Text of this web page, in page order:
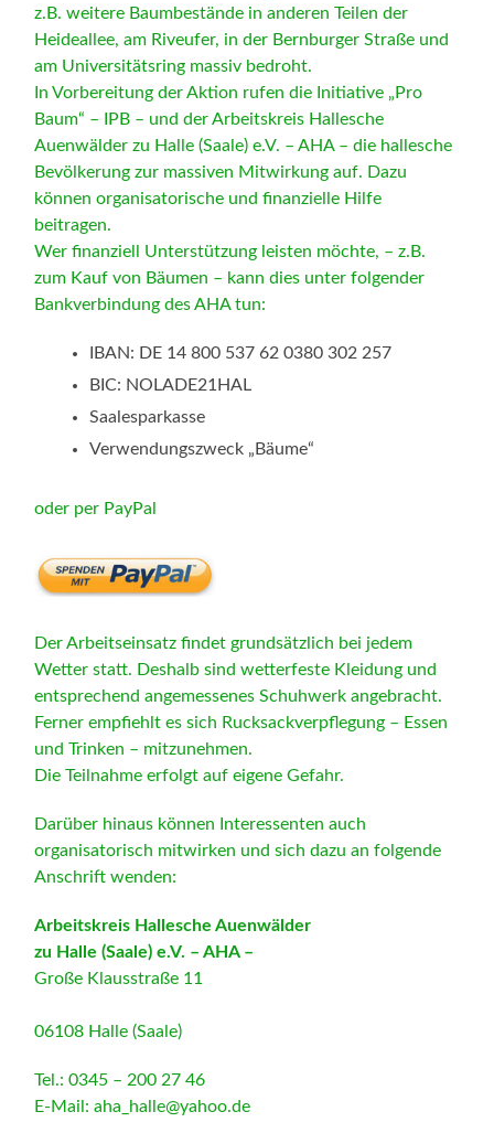
z.B. weitere Baumbestände in anderen Teilen der
Heideallee, am Riveufer, in der Bernburger Straße und
am Universitätsring massiv bedroht.
In Vorbereitung der Aktion rufen die Initiative „Pro
Baum“ – IPB – und der Arbeitskreis Hallesche
Auenwälder zu Halle (Saale) e.V. – AHA – die hallesche
Bevölkerung zur massiven Mitwirkung auf. Dazu
können organisatorische und finanzielle Hilfe
beitragen.
Wer finanziell Unterstützung leisten möchte, – z.B.
zum Kauf von Bäumen – kann dies unter folgender
Bankverbindung des AHA tun:
IBAN: DE 14 800 537 62 0380 302 257
BIC: NOLADE21HAL
Saalesparkasse
Verwendungszweck „Bäume“
oder per PayPal
Der Arbeitseinsatz findet grundsätzlich bei jedem
Wetter statt. Deshalb sind wetterfeste Kleidung und
entsprechend angemessenes Schuhwerk angebracht.
Ferner empfiehlt es sich Rucksackverpflegung – Essen
und Trinken – mitzunehmen.
Die Teilnahme erfolgt auf eigene Gefahr.
Darüber hinaus können Interessenten auch
organisatorisch mitwirken und sich dazu an folgende
Anschrift wenden:
Arbeitskreis Hallesche Auenwälder
zu Halle (Saale) e.V. – AHA –
Große Klausstraße 11
06108 Halle (Saale)
Tel.: 0345 – 200 27 46
E-Mail: aha_halle@yahoo.de